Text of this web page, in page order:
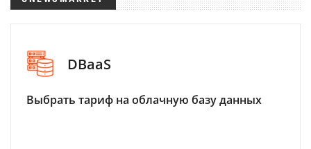
DBaaS
Выбрать тариф на облачную базу данных